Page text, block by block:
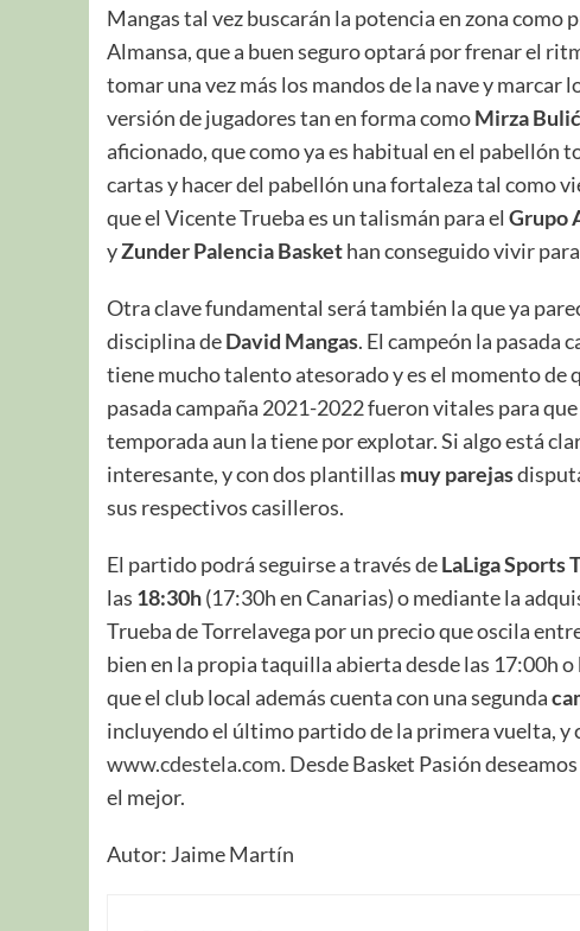
Mangas tal vez buscarán la potencia en zona como
Almansa, que a buen seguro optará por frenar el
tomar una vez más los mandos de la nave y
versión de jugadores tan en forma comoMirza Bulić
aficionado, que como ya es habitual en el pabellón
cartas y hacer del pabellón una fortaleza tal como
que el Vicente Trueba es un talismán para el Grupo
yZunder Palencia Baskethan conseguido vivir
Otra clave fundamental será también la que ya
disciplina deDavid Mangas. El campeón la pasada
tiene mucho talento atesorado y es el momento de
pasada campaña 2021-2022 fueron vitales para
temporada aun la tiene por explotar. Si algo está
interesante, y con dos plantillas muy parejas
sus respectivos casilleros.
El partido podrá seguirse a través deLaLiga Sports
las 18:30h(17:30h en Canarias) o mediante la
Trueba de Torrelavega por un precio que oscila
bien en la propia taquilla abierta desde las 17:00h
que el club local además cuenta con una segunda
incluyendo el último partido de la primera vuelta, y
www.cdestela.com. Desde Basket Pasión
el mejor.
Autor: Jaime Martín